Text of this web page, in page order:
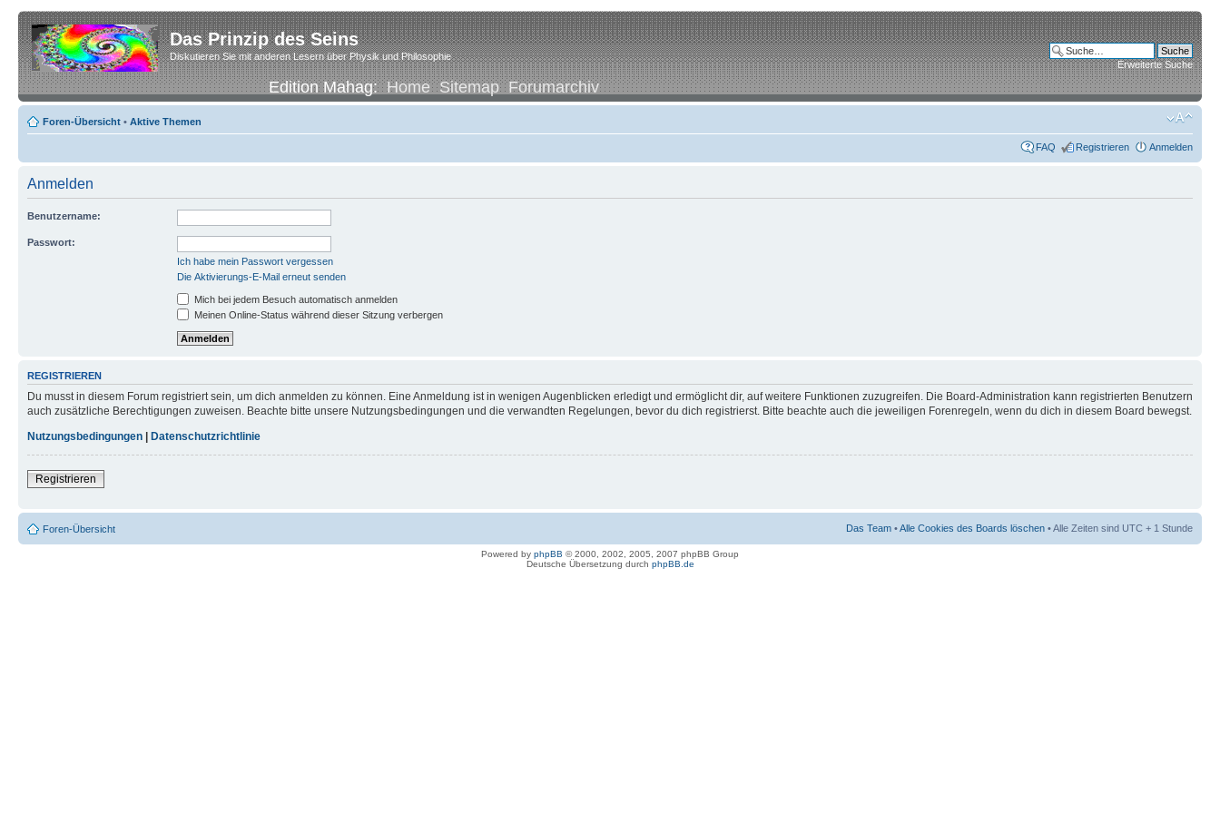
Das Prinzip des Seins
Diskutieren Sie mit anderen Lesern über Physik und Philosophie
Edition Mahag:Home Sitemap Forumarchiv
Erweiterte Suche
Foren-Übersicht • Aktive Themen
FAQ Registrieren Anmelden
Anmelden
Benutzername:
Passwort:
Ich habe mein Passwort vergessen
Die Aktivierungs-E-Mail erneut senden
Mich bei jedem Besuch automatisch anmelden
Meinen Online-Status während dieser Sitzung verbergen
REGISTRIEREN
Du musst in diesem Forum registriert sein, um dich anmelden zu können. Eine Anmeldung ist in wenigen Augenblicken erledigt und ermöglicht dir, auf weitere Funktionen zuzugreifen. Die Board-Administration kann registrierten Benutzern
auch zusätzliche Berechtigungen zuweisen. Beachte bitte unsere Nutzungsbedingungen und die verwandten Regelungen, bevor du dich registrierst. Bitte beachte auch die jeweiligen Forenregeln, wenn du dich in diesem Board bewegst.
Nutzungsbedingungen
Datenschutzrichtlinie
Registrieren
Foren-Übersicht Das Team •Alle Cookies des Boards löschen • Alle Zeiten sind UTC + 1 Stunde
Powered by phpBB © 2000, 2002, 2005, 2007 phpBB Group
Deutsche Übersetzung durch phpBB.de